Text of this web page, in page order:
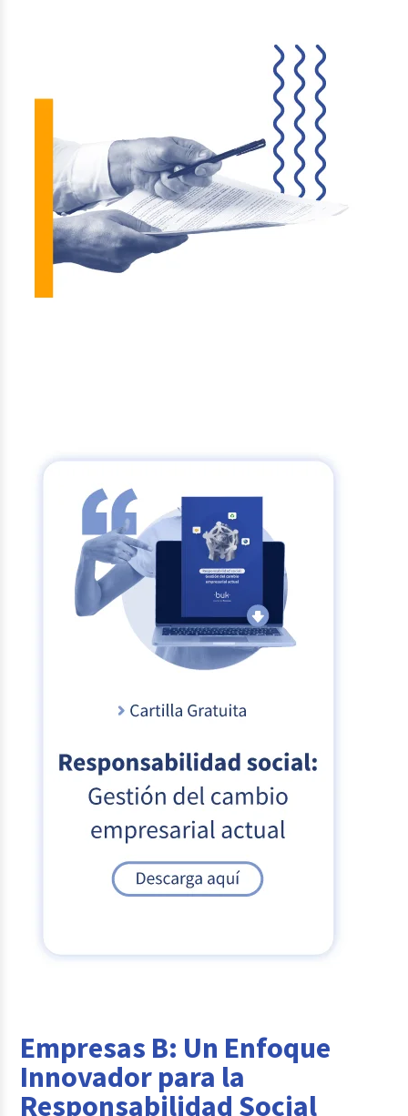
Empresas B: Un Enfoque
Innovador para la
Responsabilidad Social